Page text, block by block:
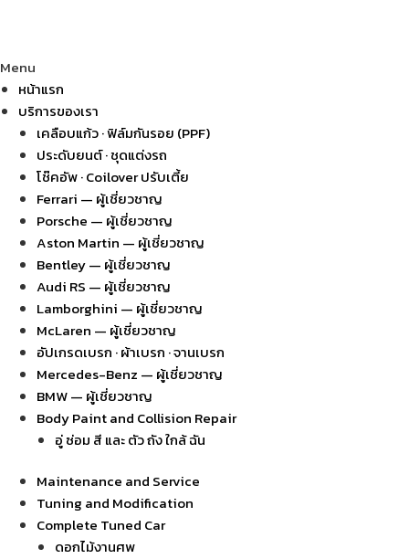
Menu
หน้าแรก
บริการของเรา
เคลือบแก้ว · ฟิล์มกันรอย (PPF)
ประดับยนต์ · ชุดแต่งรถ
โช๊คอัพ · Coilover ปรับเตี้ย
Ferrari — ผู้เชี่ยวชาญ
Porsche — ผู้เชี่ยวชาญ
Aston Martin — ผู้เชี่ยวชาญ
Bentley — ผู้เชี่ยวชาญ
Audi RS — ผู้เชี่ยวชาญ
Lamborghini — ผู้เชี่ยวชาญ
McLaren — ผู้เชี่ยวชาญ
อัปเกรดเบรก · ผ้าเบรก · จานเบรก
Mercedes-Benz — ผู้เชี่ยวชาญ
BMW — ผู้เชี่ยวชาญ
Body Paint and Collision Repair
อู่ ซ่อม สี และ ตัว ถัง ใกล้ ฉัน
Maintenance and Service
Tuning and Modification
Complete Tuned Car
ดอกไม้งานศพ